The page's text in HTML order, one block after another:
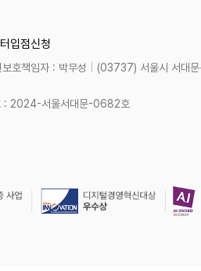
입점신청
호책임자 : 박무성 (03737) 서울시 서대
: 2024-서울서대문-0682호